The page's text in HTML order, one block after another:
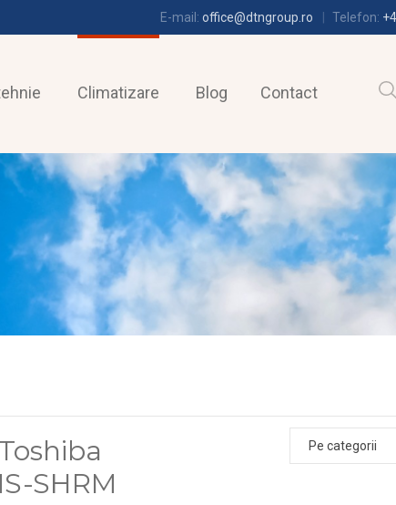
E-mail: office@dtngroup.ro Telefon:
Climatizare Blog Contact
SHRM
Pe categorii